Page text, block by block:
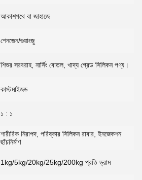
আকাশপথে বা জাহাজে
শেনজেন/গুয়াংজু
শিশুর সরবরাহ, নার্সিং বোতল, খাদ্য গ্রেড সিলিকন পণ্য।
কাস্টমাইজড
১ : ১
শারীরিক নিরাপদ, পরিষ্কার সিলিকন রাবার, ইনজেকশন
ছাঁচনির্মাণ
1kg/5kg/20kg/25kg/200kg প্রতি ড্রাম